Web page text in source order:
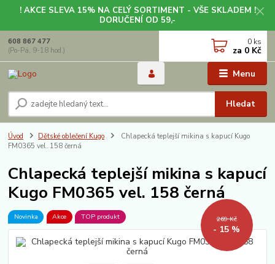
! AKCE SLEVA 15% NA CELÝ SORTIMENT - VŠE SKLADEM !
DORUČENÍ OD 59,-
Menu
Hledat
608 867 477
(Po-Pá, 9-18 hod.)
0 ks
za 0 Kč
Úvod Dětské oblečení Kugo
Chlapecká teplejší mikina s kapucí Kugo
FM0365 vel. 158 černá
Chlapecká teplejší mikina s kapucí
Kugo FM0365 vel. 158 černá
Novinka Akce TOP produkt 269 Kč
- 15 %